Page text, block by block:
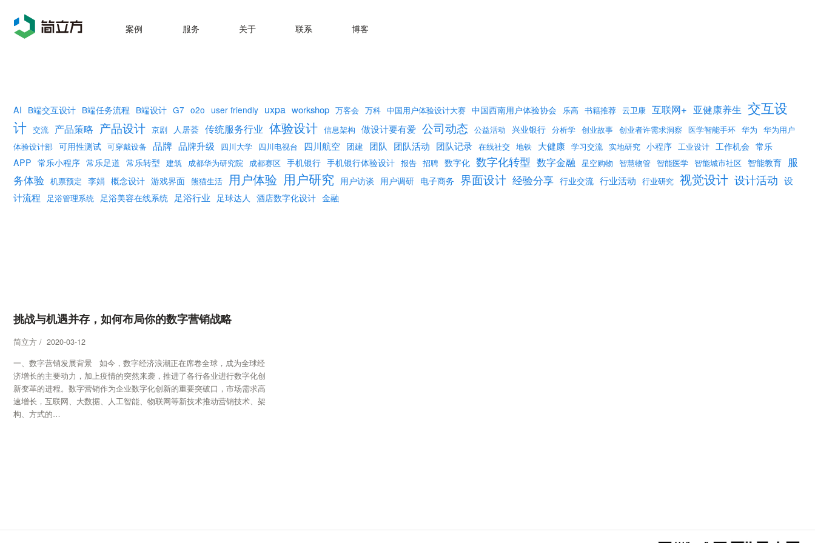
案例 服务 关于 联系 博客
AI B端交互设计 B端任务流程 B端设计 G7 o2o user friendly uxpa workshop 万客会 万科 中国用户体验设计大赛 中国西南用户体验协会 乐高 书籍推荐 云卫康 互联网+ 亚健康养生 交互设
计 交流 产品策略 产品设计 京剧 人居荟 传统服务行业 体验设计 信息架构 做设计要有爱 公司动态 公益活动 兴业银行 分析学 创业故事 创业者许需求洞察 医学智能手环 华为
华为用户
体验设计部 可用性测试 可穿戴设备 品牌 品牌升级 四川大学 四川电视台 四川航空 团建 团队 团队活动 团队记录 在线社交 地铁 大健康 学习交流 实地研究 小程序 工业设计 工作机会 常乐
APP 常乐小程序 常乐足道 常乐转型 建筑 成都华为研究院 成都赛区 手机银行 手机银行体验设计 报告 招聘 数字化 数字化转型 数字金融 星空购物 智慧物管 智能医学 智能城市社区 智能教育 服
务体验
机票预定 李娟 概念设计 游戏界面 熊猫生活 用户体验 用户研究 用户访谈 用户调研 电子商务 界面设计 经验分享 行业交流 行业活动 行业研究 视觉设计 设计活动 设
计流程
足浴管理系统 足浴美容在线系统 足浴行业 足球达人 酒店数字化设计 金融
挑战与机遇并存，如何布局你的数字营销战略
简立方 / 2020-03-12
一、数字营销发展背景 如今，数字经济浪潮正在席卷全球，成为全球经
济增长的主要动力，加上疫情的突然来袭，推进了各行各业进行数字化创
新变革的进程。数字营销作为企业数字化创新的重要突破口，市场需求高
速增长，互联网、大数据、人工智能、物联网等新技术推动营销技术、架
构、方式的…